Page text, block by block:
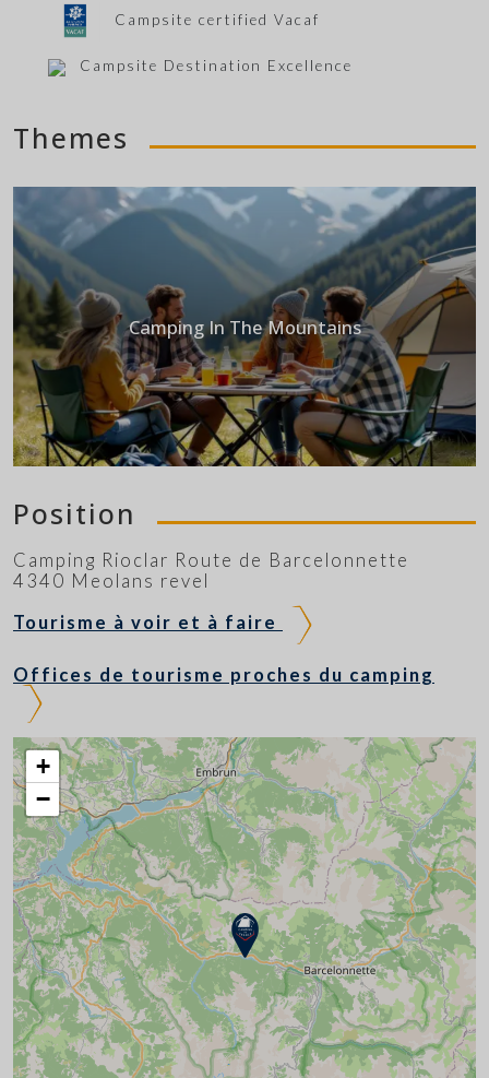
Campsite certified Vacaf
Campsite Destination Excellence
Themes
Camping In The Mountains
Position
Camping Rioclar Route de Barcelonnette
4340 Meolans revel
Tourisme à voir et à faire
Offices de tourisme proches du camping
+
−